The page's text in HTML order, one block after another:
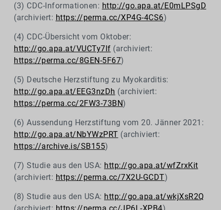
(3) CDC-Informationen: http://go.apa.at/E0mLPSgD
(archiviert: https://perma.cc/XP4G-4CS6)
(4) CDC-Übersicht vom Oktober:
http://go.apa.at/VUCTy7lf (archiviert:
https://perma.cc/8GEN-5F67)
(5) Deutsche Herzstiftung zu Myokarditis:
http://go.apa.at/EEG3nzDh (archiviert:
https://perma.cc/2FW3-73BN)
(6) Aussendung Herzstiftung vom 20. Jänner 2021:
http://go.apa.at/NbYWzPRT (archiviert:
https://archive.is/SB155)
(7) Studie aus den USA: http://go.apa.at/wfZrxKit
(archiviert: https://perma.cc/7X2U-GCDT)
(8) Studie aus den USA: http://go.apa.at/wkjXsR2Q